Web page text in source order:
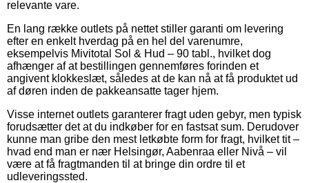
relevante vare.
En lang række outlets på nettet stiller garanti om levering
efter en enkelt hverdag på en hel del varenumre,
eksempelvis Mivitotal Sol & Hud – 90 tabl., hvilket dog
afhænger af at bestillingen gennemføres forinden et
angivent klokkeslæt, således at de kan nå at få produktet ud
af døren inden de pakkeansatte tager hjem.
Visse internet outlets garanterer fragt uden gebyr, men typisk
forudsætter det at du indkøber for en fastsat sum. Derudover
kunne man gribe den mest letkøbte form for fragt, hvilket tit –
hvad end man er nær Helsingør, Aabenraa eller Nivå – vil
være at få fragtmanden til at bringe din ordre til et
udleveringssted.